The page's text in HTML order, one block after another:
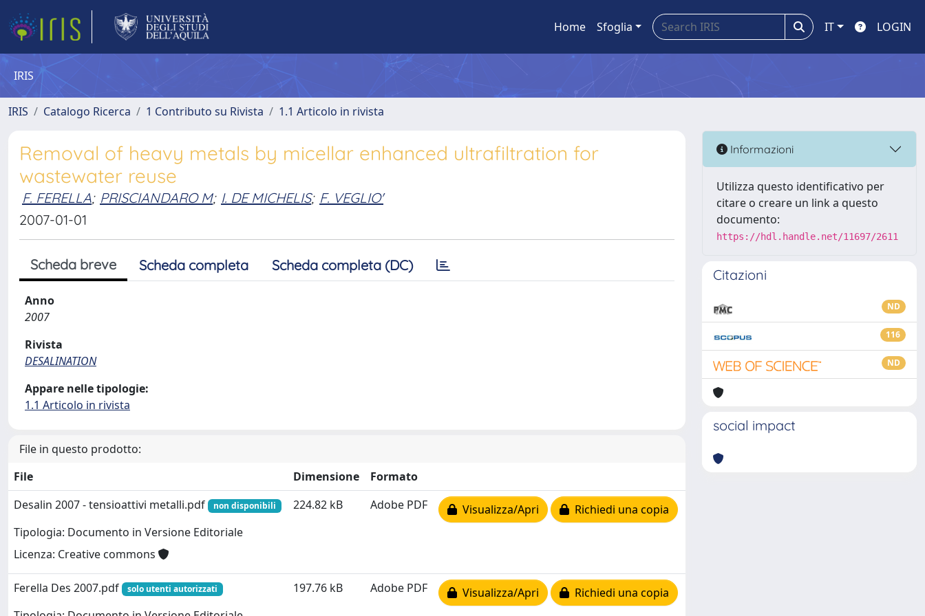
Home Sfoglia IT LOGIN
IRIS
IRIS Catalogo Ricerca 1 Contributo su Rivista 1.1 Articolo in rivista
Removal of heavy metals by micellar enhanced ultrafiltration for
wastewater reuse
F. FERELLA; PRISCIANDARO M; I. DE MICHELIS; F. VEGLIO'
2007-01-01
Scheda breve Scheda completa Scheda completa (DC)
Anno
2007
Rivista
DESALINATION
Appare nelle tipologie:
1.1 Articolo in rivista
File in questo prodotto:
File
Dimensione
Formato
Desalin 2007 - tensioattivi metalli.pdf
non disponibili
Tipologia: Documento in Versione Editoriale
Licenza: Creative commons
224.82 kB Adobe PDF Visualizza/Apri Richiedi una copia
Ferella Des 2007.pdf solo utenti autorizzati 197.76 kB Adobe PDF Visualizza/Apri Richiedi una copia
Informazioni
Utilizza questo identificativo per
citare o creare un link a questo
documento:
https://hdl.handle.net/11697/2611
Citazioni
ND
116
ND
social impact